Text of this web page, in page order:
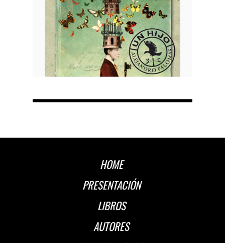
HOME
PRESENTACIÓN
LIBROS
AUTORES